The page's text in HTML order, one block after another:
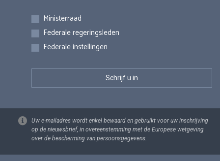
Inschrijvingen
Ministerraad
Federale regeringsleden
Federale instellingen
Uw e-mailadres wordt enkel bewaard en gebruikt voor uw inschrijving
op de nieuwsbrief, in overeenstemming met de Europese wetgeving
over de bescherming van persoonsgegevens.